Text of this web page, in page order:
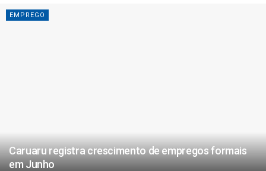
EMPREGO
Caruaru registra crescimento de empregos formais
em Junho